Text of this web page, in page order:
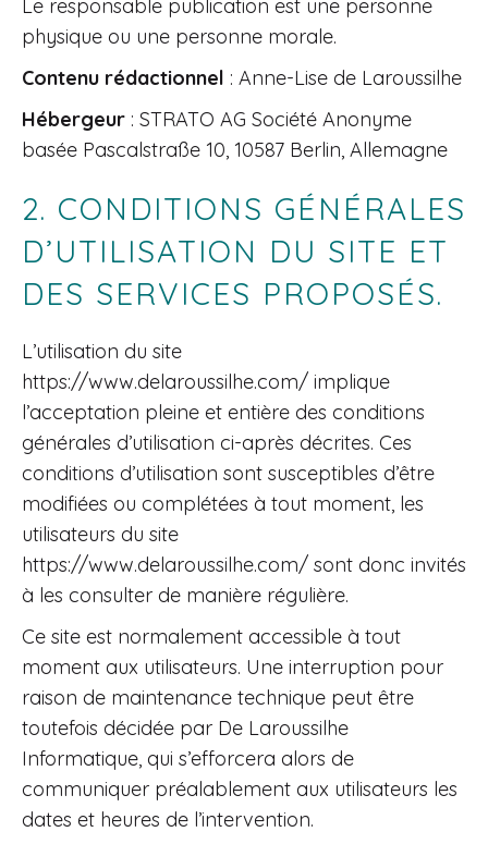
Le responsable publication est une personne
physique ou une personne morale.
Contenu rédactionnel : Anne-Lise de Laroussilhe
Hébergeur : STRATO AG Société Anonyme
basée Pascalstraße 10, 10587 Berlin, Allemagne
2. CONDITIONS GÉNÉRALES
D’UTILISATION DU SITE ET
DES SERVICES PROPOSÉS.
L’utilisation du site
https://www.delaroussilhe.com/ implique
l’acceptation pleine et entière des conditions
générales d’utilisation ci-après décrites. Ces
conditions d’utilisation sont susceptibles d’être
modifiées ou complétées à tout moment, les
utilisateurs du site
https://www.delaroussilhe.com/ sont donc invités
à les consulter de manière régulière.
Ce site est normalement accessible à tout
moment aux utilisateurs. Une interruption pour
raison de maintenance technique peut être
toutefois décidée par De Laroussilhe
Informatique, qui s’efforcera alors de
communiquer préalablement aux utilisateurs les
dates et heures de l’intervention.